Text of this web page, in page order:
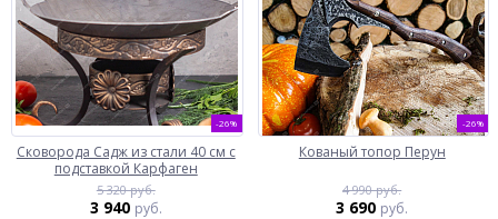
-26%
Сковорода Садж из стали 40 см с
подставкой Карфаген
5 320 руб.
3 940 руб.
-26%
Кованый топор Перун
4 990 руб.
3 690 руб.